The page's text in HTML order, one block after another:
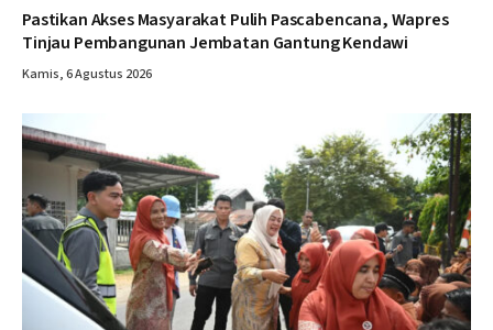
Pastikan Akses Masyarakat Pulih Pascabencana, Wapres
Tinjau Pembangunan Jembatan Gantung Kendawi
Kamis, 6 Agustus 2026